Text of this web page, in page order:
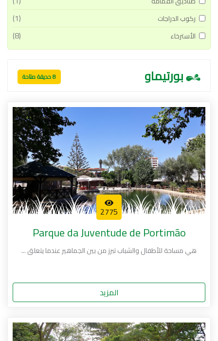
ركوب الدراجات (1)
الأسترخاء (8)
بورتيماو 8 حديقة متاحة
2775
Parque da Juventude de Portimão
هي مساحة للأطفال والشباب تبرز من بين الجماهير عندما يتعلق ...
المزيد